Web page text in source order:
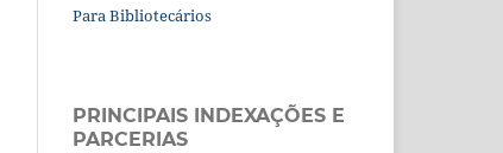
Para Bibliotecários
PRINCIPAIS INDEXAÇÕES E
PARCERIAS